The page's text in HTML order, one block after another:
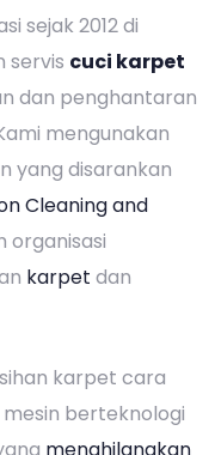
sejak 2012 di
servis cuci karpet
dan penghantaran
mengunakan
yang disarankan
Cleaning and
organisasi
karpet dan
karpet cara
berteknologi